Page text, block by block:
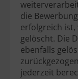
die
erfolgreich
gelöscht. Die
ebenfalls
jederzeit